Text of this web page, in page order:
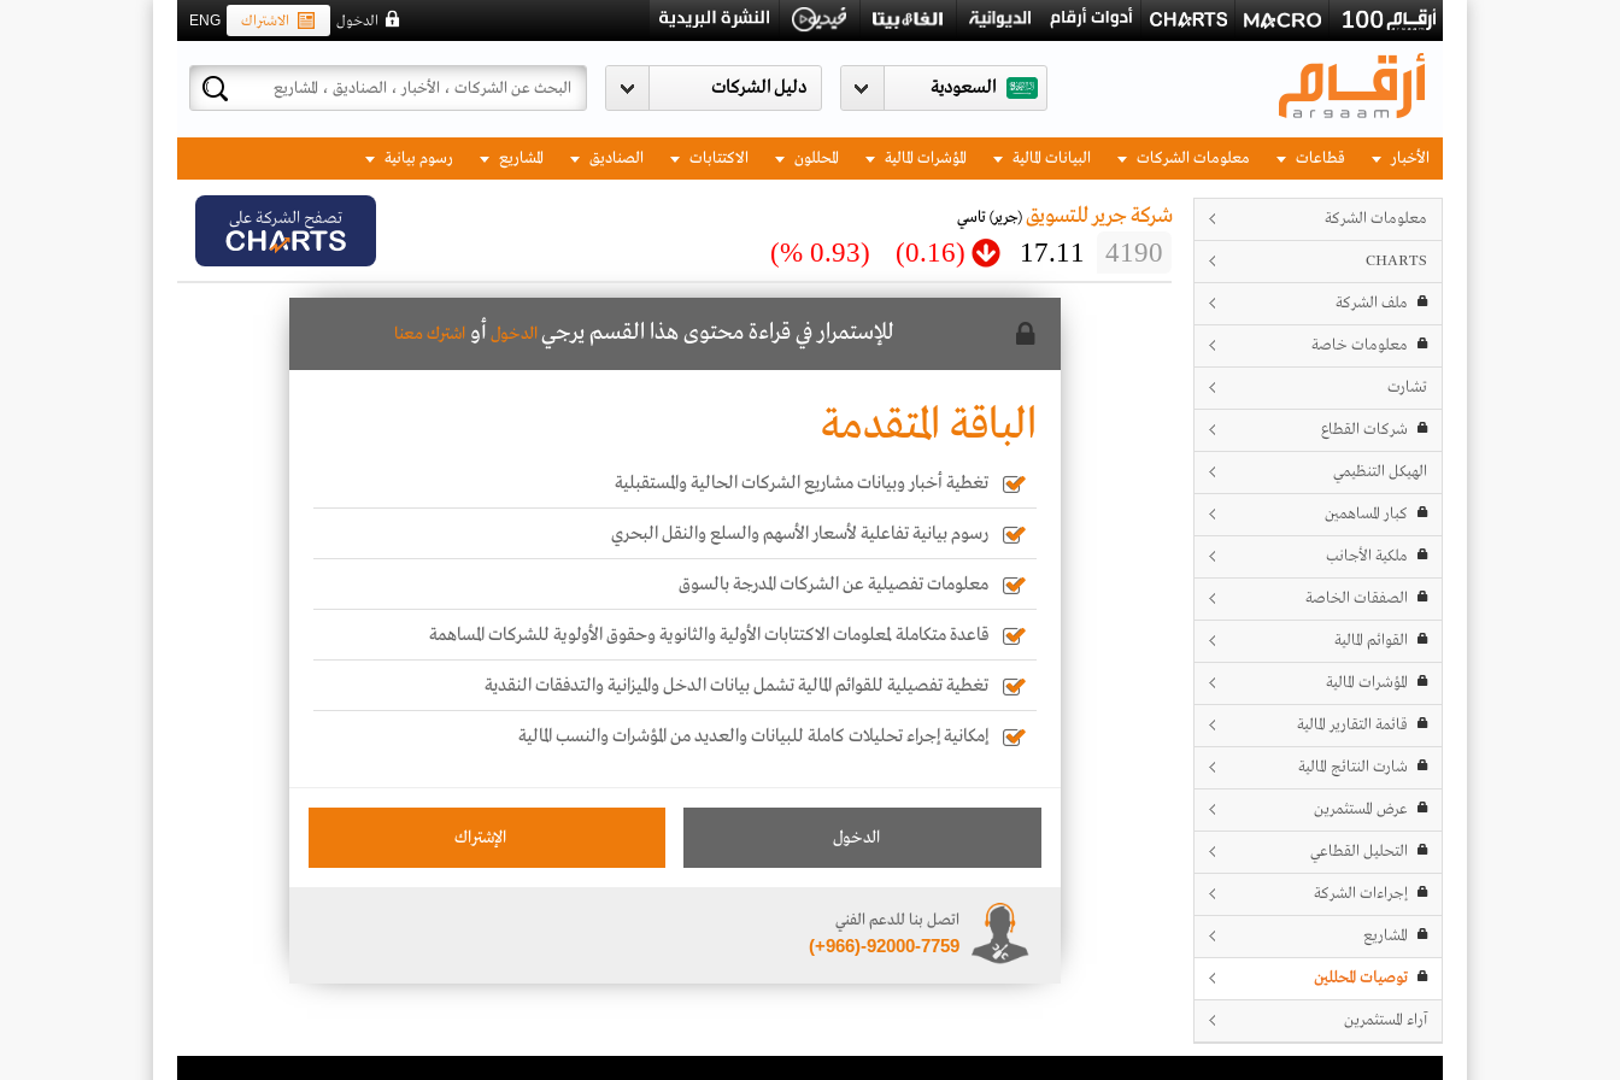
ENG الاشتراك الدخول
السعودية
الأخبار قطاعات معلومات الشركات البيانات المالية المؤشرات المالية المحللون الاكتتابات الصناديق المشاريع رسوم بيانية
معلومات الشركة
CHARTS
ملف الشركة
معلومات خاصة
تشارت
شركات القطاع
الهيكل التنظيمي
كبار المساهمين
ملكية الأجانب
الصفقات الخاصة
القوائم المالية
المؤشرات المالية
قائمة التقارير المالية
شارت النتائج المالية
عرض المستثمرين
التحليل القطاعي
إجراءات الشركة
المشاريع
توصيات المحللين
آراء المستثمرين
شركة جرير للتسويق(جرير) تاسي
4190
17.11
(0.16)
(0.93 %)
تصفح الشركة على
للإستمرار في قراءة محتوى هذا القسم يرجيالدخول أو اشترك معنا
الباقة المتقدمة
تغطية أخبار وبيانات مشاريع الشركات الحالية والمستقبلية
رسوم بيانية تفاعلية لأسعار الأسهم والسلع والنقل البحري
معلومات تفصيلية عن الشركات المدرجة بالسوق
قاعدة متكاملة لمعلومات الاكتتابات الأولية والثانوية وحقوق الأولوية للشركات المساهمة
تغطية تفصيلية للقوائم المالية تشمل بيانات الدخل والميزانية والتدفقات النقدية
إمكانية إجراء تحليلات كاملة للبيانات والعديد من المؤشرات والنسب المالية
الدخول الإشتراك
اتصل بنا للدعم الفني
(+966)-92000-7759